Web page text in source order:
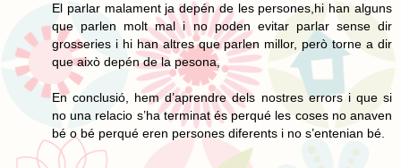
El parlar malament ja depén de les persones,hi han alguns
que parlen molt mal i no poden evitar parlar sense dir
grosseries i hi han altres que parlen millor, però torne a dir
que això depén de la pesona,
En conclusió, hem d’aprendre dels nostres errors i que si
no una relacio s’ha terminat és perqué les coses no anaven
bé o bé perqué eren persones diferents i no s’entenian bé.